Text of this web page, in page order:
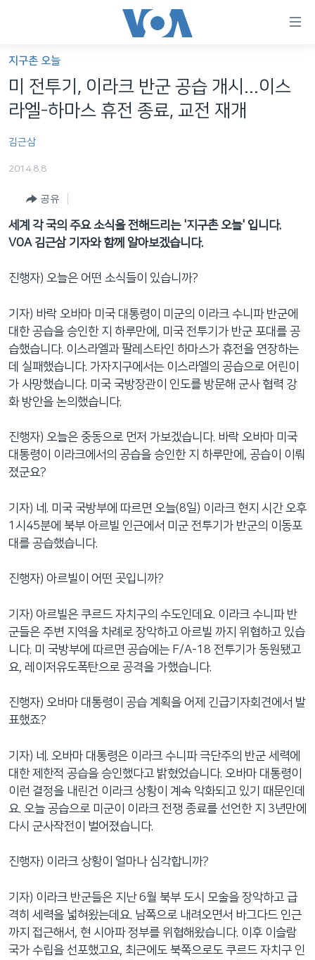
가
능
링
인
로
동
인
네
게
이
션
로
이
동
색
으
로
등
세계
라디오
프로그램
주파수 안내
지구촌 오늘
미 전투기, 이라크 반군 공습 개시...이스
라엘-하마스 휴전 종료, 교전 재개
김근삼
2014.8.8
공유
세계 각 국의 주요 소식을 전해드리는 '지구촌 오늘' 입니다.
VOA 김근삼 기자와 함께 알아보겠습니다.
진행자) 오늘은 어떤 소식들이 있습니까?
기자) 바락 오바마 미국 대통령이 미군의 이라크 수니파 반군에
대한 공습을 승인한 지 하루만에, 미국 전투기가 반군 포대를 공
습했습니다. 이스라엘과 팔레스타인 하마스가 휴전을 연장하는
데 실패했습니다. 가자지구에서는 이스라엘의 공습으로 어린이
가 사망했습니다. 미국 국방장관이 인도를 방문해 군사 협력 강
화 방안을 논의했습니다.
진행자) 오늘은 중동으로 먼저 가보겠습니다. 바락 오바마 미국
대통령이 이라크에서의 공습을 승인한 지 하루만에, 공습이 이뤄
졌군요?
기자) 네. 미국 국방부에 따르면 오늘(8일) 이라크 현지 시간 오후
1시45분에 북부 아르빌 인근에서 미군 전투기가 반군의 이동포
대를 공습했습니다.
진행자) 아르빌이 어떤 곳입니까?
기자) 아르빌은 쿠르드 자치구의 수도인데요. 이라크 수니파 반
군들은 주변 지역을 차례로 장악하고 아르빌 까지 위협하고 있습
니다. 미 국방부에 따르면 공습에는 F/A-18 전투기가 동원됐고
요, 레이저유도폭탄으로 공격을 가했습니다.
진행자) 오바마 대통령이 공습 계획을 어제 긴급기자회견에서 발
표했죠?
기자) 네. 오바마 대통령은 이라크 수니파 극단주의 반군 세력에
대한 제한적 공습을 승인했다고 밝혔었습니다. 오바마 대통령이
이런 결정을 내린건 이라크 상황이 계속 악화되고 있기 때문인데
요. 오늘 공습으로 미군이 이라크 전쟁 종료를 선언한 지 3년만에
다시 군사작전이 벌어졌습니다.
진행자) 이라크 상황이 얼마나 심각합니까?
기자) 이라크 반군들은 지난 6월 북부 도시 모술을 장악하고 급
격히 세력을 넓혀왔는데요. 남쪽으로 내려오면서 바그다드 인근
까지 접근해서, 현 시아파 정부를 위협해왔습니다. 이후 이슬람
국가 수립을 선포했고요, 최근에도 북쪽으로도 쿠르드 자치구 인